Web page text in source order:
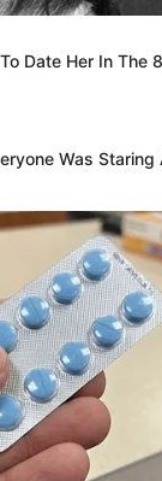
erre vár: hogy
a sértett
nem csak egy
politikai
elhitetni,
Magyar
hatalom.
és
baj: az
Date Her In The
Was